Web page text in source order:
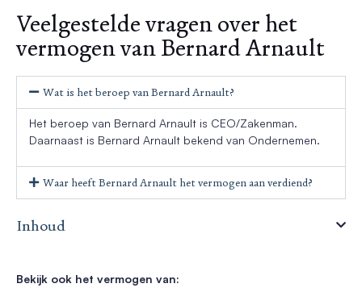
Veelgestelde vragen over het
vermogen van Bernard Arnault
Wat is het beroep van Bernard Arnault?
Het beroep van Bernard Arnault is CEO/Zakenman.
Daarnaast is Bernard Arnault bekend van Ondernemen.
Waar heeft Bernard Arnault het vermogen aan verdiend?
Inhoud
Bekijk ook het vermogen van: